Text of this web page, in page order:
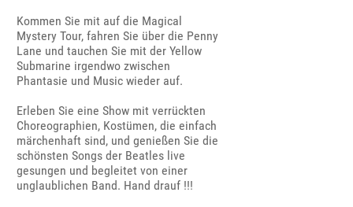
Kommen Sie mit auf die Magical
Mystery Tour, fahren Sie über die Penny
Lane und tauchen Sie mit der Yellow
Submarine irgendwo zwischen
Phantasie und Music wieder auf.
Erleben Sie eine Show mit verrückten
Choreographien, Kostümen, die einfach
märchenhaft sind, und genießen Sie die
schönsten Songs der Beatles live
gesungen und begleitet von einer
unglaublichen Band. Hand drauf !!!